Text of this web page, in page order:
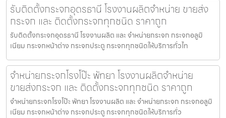
รับติดตั้งกระจกอุดรธานี โรงงานผลิตจำหน่าย ขายส่ง
กระจก และ ติดตั้งกระจกทุกชนิด ราคาถูก
รับติดตั้งกระจกอุดรธานี โรงงานผลิต และ จำหน่ายกระจก กระจกอลูมิ
เนียม กระจกหน้าต่าง กระจกประตู กระจกทุกชนิดให้บริการทั่วไท
จำหน่ายกระจกโรงโป๊ะ พัทยา โรงงานผลิตจำหน่าย
ขายส่งกระจก และ ติดตั้งกระจกทุกชนิด ราคาถูก
จำหน่ายกระจกโรงโป๊ะ พัทยา โรงงานผลิต และ จำหน่ายกระจก กระจกอลูมิ
เนียม กระจกหน้าต่าง กระจกประตู กระจกทุกชนิดให้บริการทั่ว